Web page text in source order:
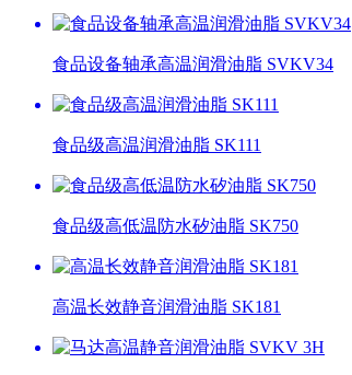
食品设备轴承高温润滑油脂 SVKV34
食品级高温润滑油脂 SK111
食品级高低温防水矽油脂 SK750
高温长效静音润滑油脂 SK181